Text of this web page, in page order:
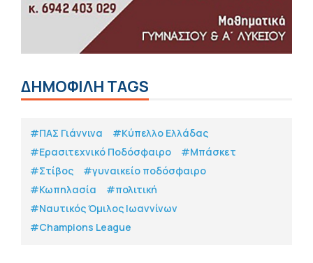
ΔΗΜΟΦΙΛΗ TAGS
#ΠΑΣ Γιάννινα
#Κύπελλο Ελλάδας
#Eρασιτεχνικό Ποδόσφαιρο
#Μπάσκετ
#Στίβος
#γυναικείο ποδόσφαιρο
#Κωπηλασία
#πολιτική
#Ναυτικός Όμιλος Ιωαννίνων
#Champions League